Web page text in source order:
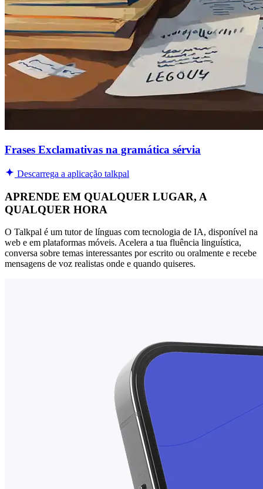
Frases Exclamativas na gramática sérvia
Descarrega a aplicação talkpal
APRENDE EM QUALQUER LUGAR, A
QUALQUER HORA
O Talkpal é um tutor de línguas com tecnologia de IA, disponível na
web e em plataformas móveis. Acelera a tua fluência linguística,
conversa sobre temas interessantes por escrito ou oralmente e recebe
mensagens de voz realistas onde e quando quiseres.